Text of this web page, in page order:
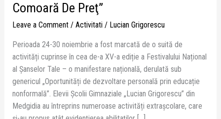
Comoară De Preţ”
Leave a Comment / Activitati/ Lucian Grigorescu
Perioada 24-30 noiembrie a fost marcată de o suită de
activități cuprinse în cea de-a XV-a ediție a Festivalului Național
al Șanselor Tale – o manifestare națională, derulată sub
genericul „Oportunități de dezvoltare personală prin educație
nonformală”. Elevii Școlii Gimnaziale „Lucian Grigorescu” din
Medgidia au întreprins numeroase activități extrașcolare, care